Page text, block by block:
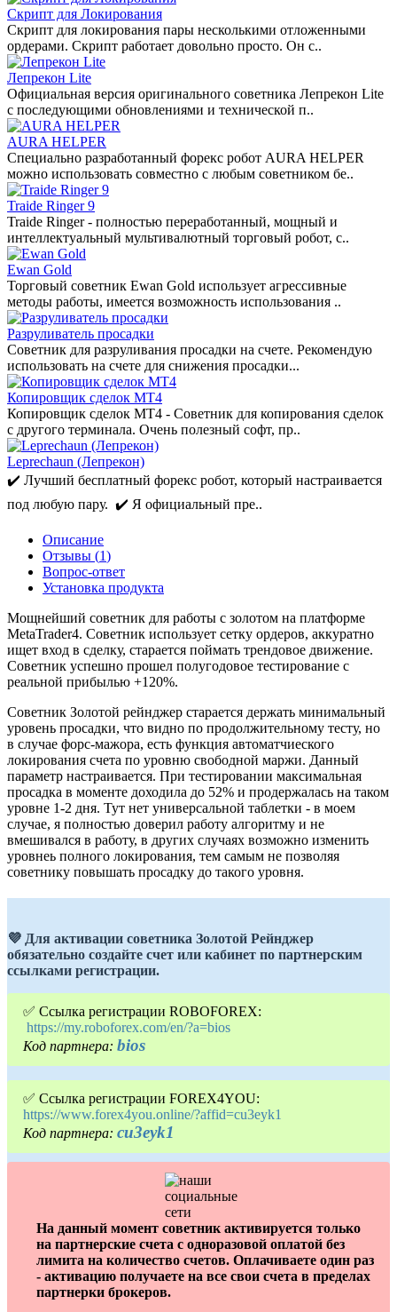
Скрипт для Локирования
Скрипт для локирования пары несколькими отложенными
ордерами. Скрипт работает довольно просто. Он с..
Лепрекон Lite
Официальная версия оригинального советника Лепрекон Lite
с последующими обновлениями и технической п..
AURA HELPER
Специально разработанный форекс робот AURA HELPER
можно использовать совместно с любым советником бе..
Traide Ringer 9
Traide Ringer - полностью переработанный, мощный и
интеллектуальный мультивалютный торговый робот, с..
Ewan Gold
Торговый советник Ewan Gold использует агрессивные
методы работы, имеется возможность использования ..
Разруливатель просадки
Советник для разруливания просадки на счете. Рекомендую
использовать на счете для снижения просадки...
Копировщик сделок MT4
Копировщик сделок MT4 - Советник для копирования сделок
с другого терминала. Очень полезный софт, пр..
Leprechaun (Лепрекон)
✔️ Лучший бесплатный форекс робот, который настраивается
под любую пару. ✔️ Я официальный пре..
Описание
Отзывы (1)
Вопрос-ответ
Установка продукта
Мощнейший советник для работы с золотом на платформе
MetaTrader4. Советник использует сетку ордеров, аккуратно
ищет вход в сделку, старается поймать трендовое движение.
Советник успешно прошел полугодовое тестирование с
реальной прибылью +120%.
Советник Золотой рейнджер старается держать минимальный
уровень просадки, что видно по продолжительному тесту, но
в случае форс-мажора, есть функция автоматчиеского
локирования счета по уровню свободной маржи. Данный
параметр настраивается. При тестировании максимальная
просадка в моменте доходила до 52% и продержалась на таком
уровне 1-2 дня. Тут нет универсальной таблетки - в моем
случае, я полностью доверил работу алгоритму и не
вмешивался в работу, в других случаях возможно изменить
уровнеь полного локирования, тем самым не позволяя
советнику повышать просадку до такого уровня.
💜 Для активации советника Золотой Рейнджер
обязательно создайте счет или кабинет по партнерским
ссылками регистрации.
✅ Ссылка регистрации ROBOFOREX:
https://my.roboforex.com/en/?a=bios
Код партнера: bios
✅ Ссылка регистрации FOREX4YOU:
https://www.forex4you.online/?affid=cu3eyk1
Код партнера: cu3eyk1
На данный момент советник активируется только
на партнерские счета с одноразовой оплатой без
лимита на количество счетов. Оплачиваете один раз
- активацию получаете на все свои счета в пределах
партнерки брокеров.